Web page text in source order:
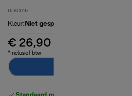
DLSC616
Kleur: Niet gespecificeerd
€ 26,90
*Inclusief btw